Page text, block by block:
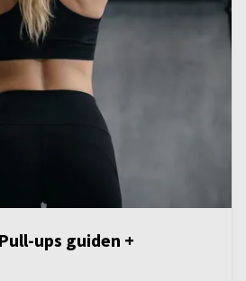
ups guiden +